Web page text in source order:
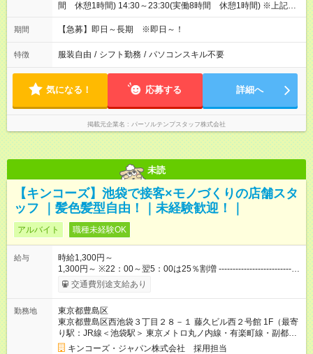
間 休憩1時間) 14:30～23:30(実働8時間 休憩1時間) ※上記は
一例です。9:30～23:30の中でシフト制。
期間 【急募】即日～長期 ※即日～！
特徴 服装自由 / シフト勤務 / パソコンスキル不要
気になる！ 応募する 詳細へ
掲載元企業名 パーソルテンプスタッフ株式会社
未読
【キンコーズ】池袋で接客×モノづくりの店舗スタ
ッフ ｜髪色髪型自由！｜未経験歓迎！｜
アルバイト 職種未経験OK
給与
時給1,300円～
1,300円～ ※22：00～翌5：00は25％割増 -----------------------------
---------------------------- ・配送スタッフは＋50円手当として加算さ
れます。 ・6か月ごとの業務評価で昇給あり！頑張っている人、
入社2か月後に時給が上がる可能性もあります。 【試用期間】試
用期間あり 試用期間の長さ：2ヶ月 雇用形態、給与は本採用時
と同じです。
交通費別途支給あり
勤務地
東京都豊島区
東京都豊島区西池袋３丁目２８－１ 藤久ビル西２号館 1F（最寄
り駅：JR線＜池袋駅＞ 東京メトロ丸ノ内線・有楽町線・副都心
線＜池袋駅＞）
キンコーズ・ジャパン株式会社 採用担当